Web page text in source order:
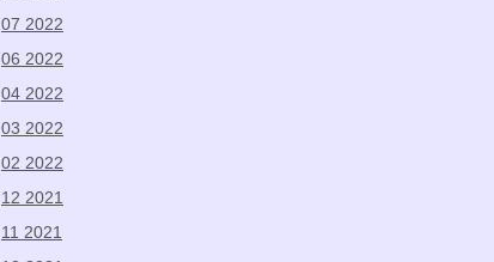
07 2022
06 2022
04 2022
03 2022
02 2022
12 2021
11 2021